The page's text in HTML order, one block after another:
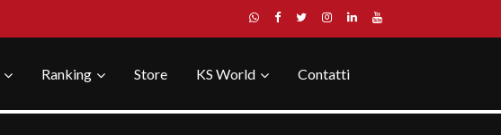
Ranking Store KS World Contatti